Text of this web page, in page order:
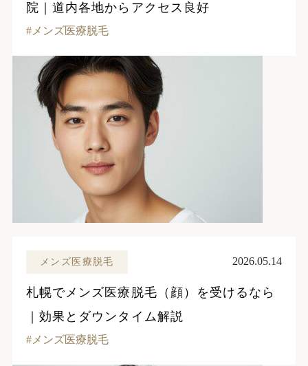
院｜道内各地からアクセス良好
メンズ医療脱毛
メンズ医療脱毛 2026.05.14
札幌でメンズ医療脱毛（顔）を受けるなら
｜効果とダウンタイム解説
メンズ医療脱毛